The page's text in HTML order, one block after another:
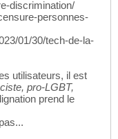
discrimination/
personnes-
01/30/tech-de-la-
utilisateurs, il est
pro-LGBT,
prend le